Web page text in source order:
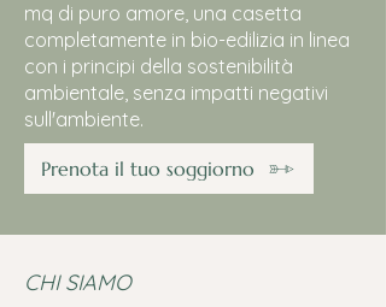
mq di puro amore, una casetta
completamente in bio-edilizia in linea
con i principi della sostenibilità
ambientale, senza impatti negativi
sull'ambiente.
Prenota il tuo soggiorno
CHI SIAMO